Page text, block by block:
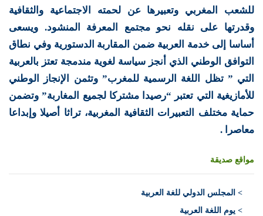
للشعب المغربي وتعبيرها عن لحمته الاجتماعية والثقافية
وقدرتها على نقله نحو مجتمع المعرفة المنشود. ويسعى
أساسا إلى خدمة العربية ضمن المقاربة الدستورية وفي نطاق
التوافق الوطني الذي أنجز سياسة لغوية مندمجة تعتز بالعربية
التي ” تظل اللغة الرسمية للمغرب” وتثمن الإنجاز الوطني
للأمازيغية التي تعتبر “رصيدا مشتركا لجميع المغاربة” وتضمن
حماية مختلف التعبيرات الثقافية المغربية، تراثا أصيلا وإبداعا
معاصرا .
مواقع صديقة
> المجلس الدولي للغة العربية
> يوم اللغة العربية